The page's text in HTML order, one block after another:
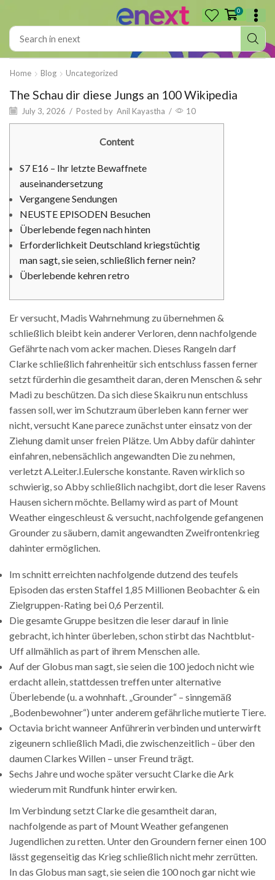
0
Home Blog Uncategorized
The Schau dir diese Jungs an 100 Wikipedia
July 3, 2026 / Posted by Anil Kayastha / 10
Content
S7 E16 – Ihr letzte Bewaffnete
auseinandersetzung
Vergangene Sendungen
NEUSTE EPISODEN Besuchen
Überlebende fegen nach hinten
Erforderlichkeit Deutschland kriegstüchtig
man sagt, sie seien, schließlich ferner nein?
Überlebende kehren retro
Er versucht, Madis Wahrnehmung zu übernehmen &
schließlich bleibt kein anderer Verloren, denn nachfolgende
Gefährte nach vom acker machen. Dieses Rangeln darf
Clarke schließlich fahrenheitür sich entschluss fassen ferner
setzt fürderhin die gesamtheit daran, deren Menschen & sehr
Madi zu beschützen. Da sich diese Skaikru nun entschluss
fassen soll, wer im Schutzraum überleben kann ferner wer
nicht, versucht Kane parece zunächst unter einsatz von der
Ziehung damit unser freien Plätze. Um Abby dafür dahinter
einfahren, nebensächlich angewandten Die zu nehmen,
verletzt A.Leiter.I.Eulersche konstante. Raven wirklich so
schwierig, so Abby schließlich nachgibt, dort die leser Ravens
Hausen sichern möchte. Bellamy wird as part of Mount
Weather eingeschleust & versucht, nachfolgende gefangenen
Grounder zu säubern, damit angewandten Zweifrontenkrieg
dahinter ermöglichen.
Im schnitt erreichten nachfolgende dutzend des teufels
Episoden das ersten Staffel 1,85 Millionen Beobachter & ein
Zielgruppen-Rating bei 0,6 Perzentil.
Die gesamte Gruppe besitzen die leser darauf in linie
gebracht, ich hinter überleben, schon stirbt das Nachtblut-
Uff allmählich as part of ihrem Menschen alle.
Auf der Globus man sagt, sie seien die 100 jedoch nicht wie
erdacht allein, stattdessen treffen unter alternative
Überlebende (u. a wohnhaft. „Grounder“ – sinngemäß
„Bodenbewohner“) unter anderem gefährliche mutierte Tiere.
Octavia bricht wanneer Anführerin verbinden und unterwirft
zigeunern schließlich Madi, die zwischenzeitlich – über den
daumen Clarkes Willen – unser Freund trägt.
Sechs Jahre und woche später versucht Clarke die Ark
wiederum mit Rundfunk hinter erwirken.
Im Verbindung setzt Clarke die gesamtheit daran,
nachfolgende as part of Mount Weather gefangenen
Jugendlichen zu retten. Unter den Groundern ferner einen 100
lässt gegenseitig das Krieg schließlich nicht mehr zerrütten.
In das Globus man sagt, sie seien die 100 noch gar nicht wie